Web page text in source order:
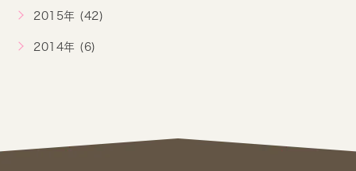
2015年 (42)
2014年 (6)